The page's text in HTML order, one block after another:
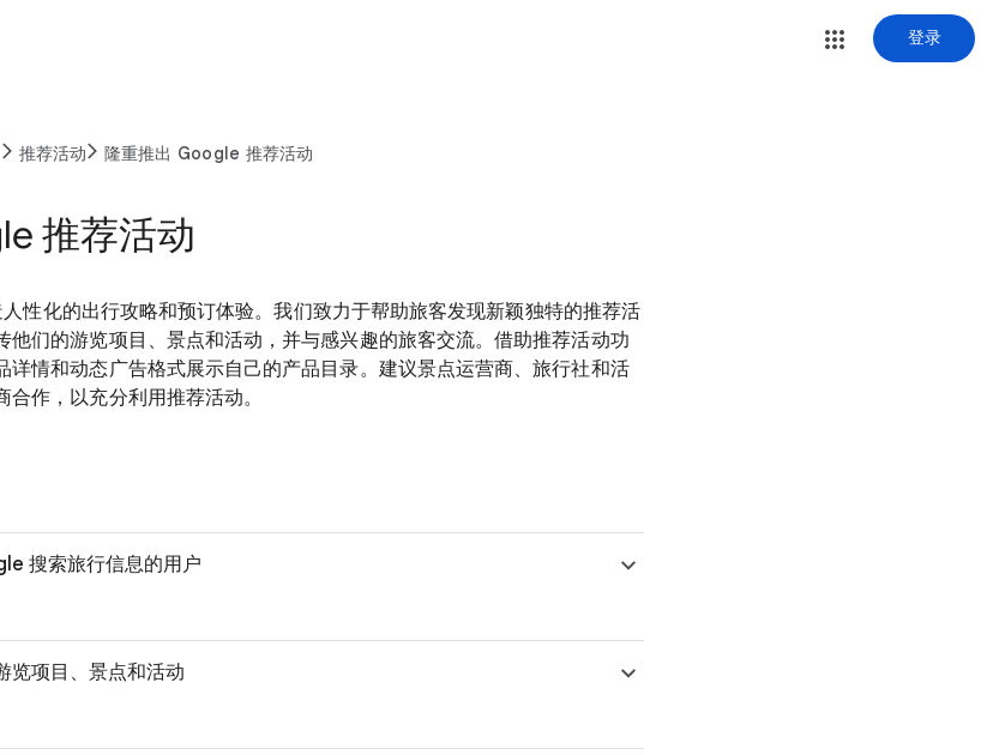
登录
推荐活动 隆重推出 Google 推荐活动
推荐活动
性化的出行攻略和预订体验。我们致力于帮助旅客发现新颖独特的推荐活
他们的游览项目、景点和活动，并与感兴趣的旅客交流。借助推荐活动功
详情和动态广告格式展示自己的产品目录。建议景点运营商、旅行社和活
作，以充分利用推荐活动。
搜索旅行信息的用户
览项目、景点和活动